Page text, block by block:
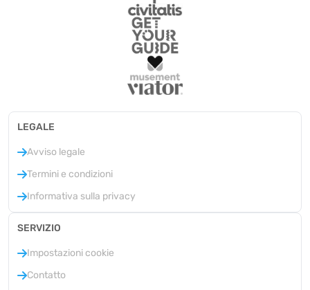
LEGALE
Avviso legale
Termini e condizioni
Informativa sulla privacy
SERVIZIO
Impostazioni cookie
Contatto